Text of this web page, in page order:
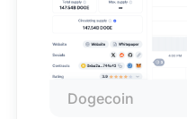
Dogecoin